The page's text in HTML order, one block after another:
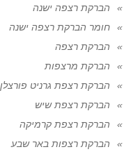
הברקת רצפה ישנה
חומר הברקת רצפה ישנה
הברקת רצפה
הברקת מרצפות
הברקת רצפת גרניט פורצלן
הברקת רצפת שיש
הברקת רצפת קרמיקה
הברקת רצפות באר שבע